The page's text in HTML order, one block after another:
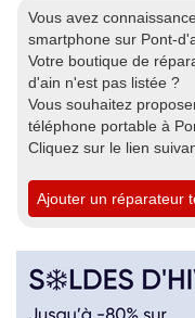
Vous avez
smartphone sur Pont-
Votre boutique de
d'ain n'est pas listée ?
Vous souhaitez
téléphone portable à
Cliquez sur le lien
Ajouter un réparateur